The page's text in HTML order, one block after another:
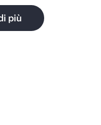
più